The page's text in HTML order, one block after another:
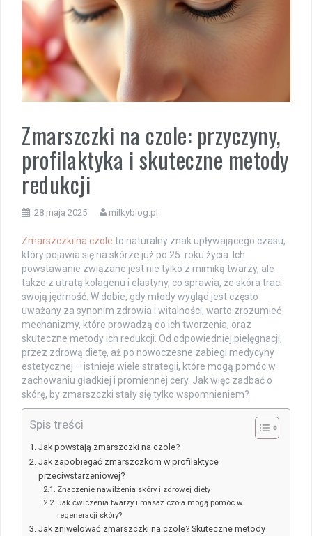
Zmarszczki na czole: przyczyny,
profilaktyka i skuteczne metody
redukcji
28 maja 2025 milkyblog.pl
Zmarszczki na czole to naturalny znak upływającego czasu,
który pojawia się na skórze już po 25. roku życia. Ich
powstawanie związane jest nie tylko z mimiką twarzy, ale
także z utratą kolagenu i elastyny, co sprawia, że skóra traci
swoją jędrność. W dobie, gdy młody wygląd jest często
uważany za synonim zdrowia i witalności, warto zrozumieć
mechanizmy, które prowadzą do ich tworzenia, oraz
skuteczne metody ich redukcji. Od odpowiedniej pielęgnacji,
przez zdrową dietę, aż po nowoczesne zabiegi medycyny
estetycznej – istnieje wiele strategii, które mogą pomóc w
zachowaniu gładkiej i promiennej cery. Jak więc zadbać o
skórę, by zmarszczki stały się tylko wspomnieniem?
Spis treści
Jak powstają zmarszczki na czole?
Jak zapobiegać zmarszczkom w profilaktyce
przeciwstarzeniowej?
Znaczenie nawilżenia skóry i zdrowej diety
Jak ćwiczenia twarzy i masaż czoła mogą pomóc w
regeneracji skóry?
Jak zniwelować zmarszczki na czole? Skuteczne metody